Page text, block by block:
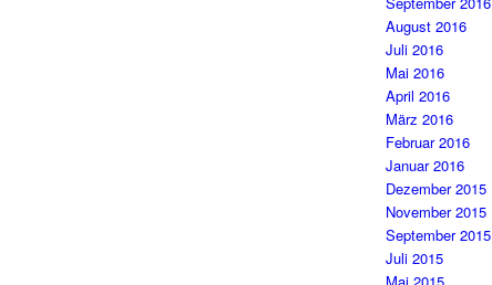
August 2016
Juli 2016
Mai 2016
April 2016
März 2016
Februar 2016
Januar 2016
Dezember 2015
November 2015
September 2015
Juli 2015